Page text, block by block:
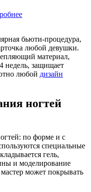
бьюти-процедура,
любой девушки.
материал,
недель, защищает
любой дизайн
ногтей
по форме и с
специальные
гель,
и моделирование
может покрывать